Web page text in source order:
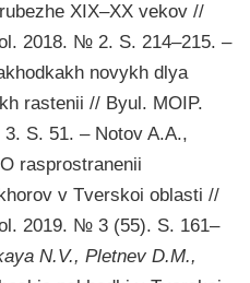
XIX–XX vekov //
2018. № 2. S. 214–215. –
novykh dlya
rastenii // Byul. MOIP.
S. 51. – Notov A.A.,
rasprostranenii
v Tverskoi oblasti //
2019. № 3 (55). S. 161–
N.V., Pletnev D.M.,